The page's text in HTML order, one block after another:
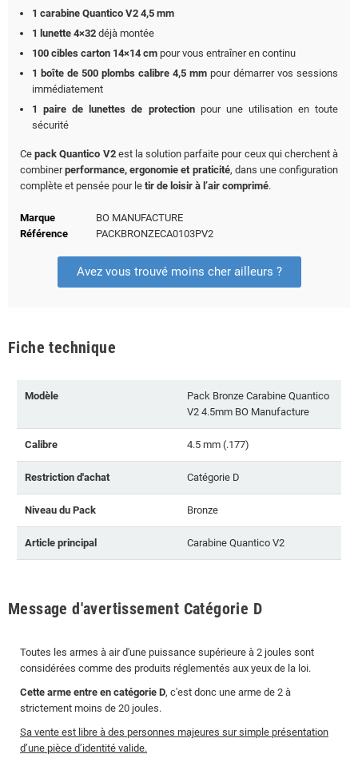
1 carabine Quantico V2 4,5 mm
1 lunette 4×32 déjà montée
100 cibles carton 14×14 cm pour vous entraîner en continu
1 boîte de 500 plombs calibre 4,5 mm pour démarrer vos sessions
immédiatement
1 paire de lunettes de protectionpour une utilisation en toute
sécurité
Cepack Quantico V2est la solution parfaite pour ceux qui cherchent à
combinerperformance, ergonomie et praticité, dans une configuration
complète et pensée pour le tir de loisir à l’air comprimé.
Marque
BO MANUFACTURE
Référence
PACKBRONZECA0103PV2
Avez vous trouvé moins cher ailleurs ?
Fiche technique
Modèle
Pack Bronze Carabine Quantico
V2 4.5mm BO Manufacture
Calibre 4.5 mm (.177)
Restriction d'achat Catégorie D
Niveau du Pack Bronze
Article principal Carabine Quantico V2
Message d'avertissement Catégorie D
Toutes les armes à air d'une puissance supérieure à 2 joules sont
considérées comme des produits réglementés aux yeux de la loi.
Cette arme entre en catégorie D, c'est donc une arme de 2 à
strictement moins de 20 joules.
Sa vente est libre à des personnes majeures sur simple présentation
d’une pièce d’identité valide.